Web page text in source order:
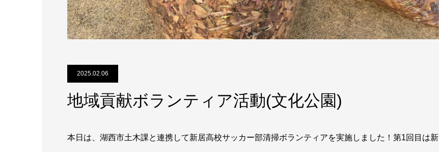
2025.02.06
地域貢献ボランティア活動(文化公園)
本日は、湖西市土木課と連携して新居高校サッカー部清掃ボランティアを実施しました！第1回目は新